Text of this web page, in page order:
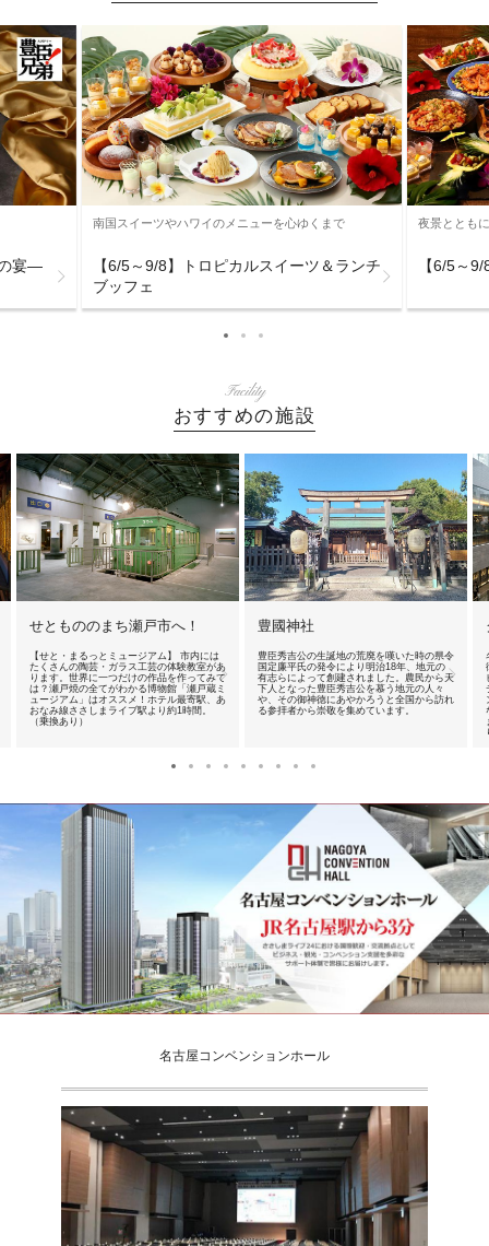
宴―
南国スイーツやハワイのメニューを心ゆくまで
【6/5～9/8】トロピカルスイーツ＆ランチ
ブッフェ
夜景ととも
【6/5～
Facility
おすすめの施設
せともののまち瀬戸市へ！
【せと・まるっとミュージアム】 市内には
たくさんの陶芸・ガラス工芸の体験教室があ
ります。世界に一つだけの作品を作ってみて
は？瀬戸焼の全てがわかる博物館「瀬戸蔵ミ
ュージアム」はオススメ！ホテル最寄駅、あ
おなみ線ささしまライブ駅より約1時間。
（乗換あり）
豊國神社
豊臣秀吉公の生誕地の荒廃を嘆いた時の県令
国定廉平氏の発令により明治18年、地元の
有志らによって創建されました。農民から天
下人となった豊臣秀吉公を慕う地元の人々
や、その御神徳にあやかろうと全国から訪れ
る参拝者から崇敬を集めています。
名古屋コンベンションホール